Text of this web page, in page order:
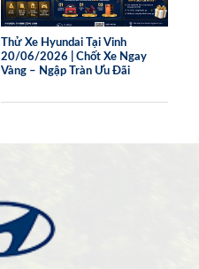
Thử Xe Hyundai Tại Vinh
20/06/2026 | Chốt Xe Ngay
Vàng – Ngập Tràn Ưu Đãi